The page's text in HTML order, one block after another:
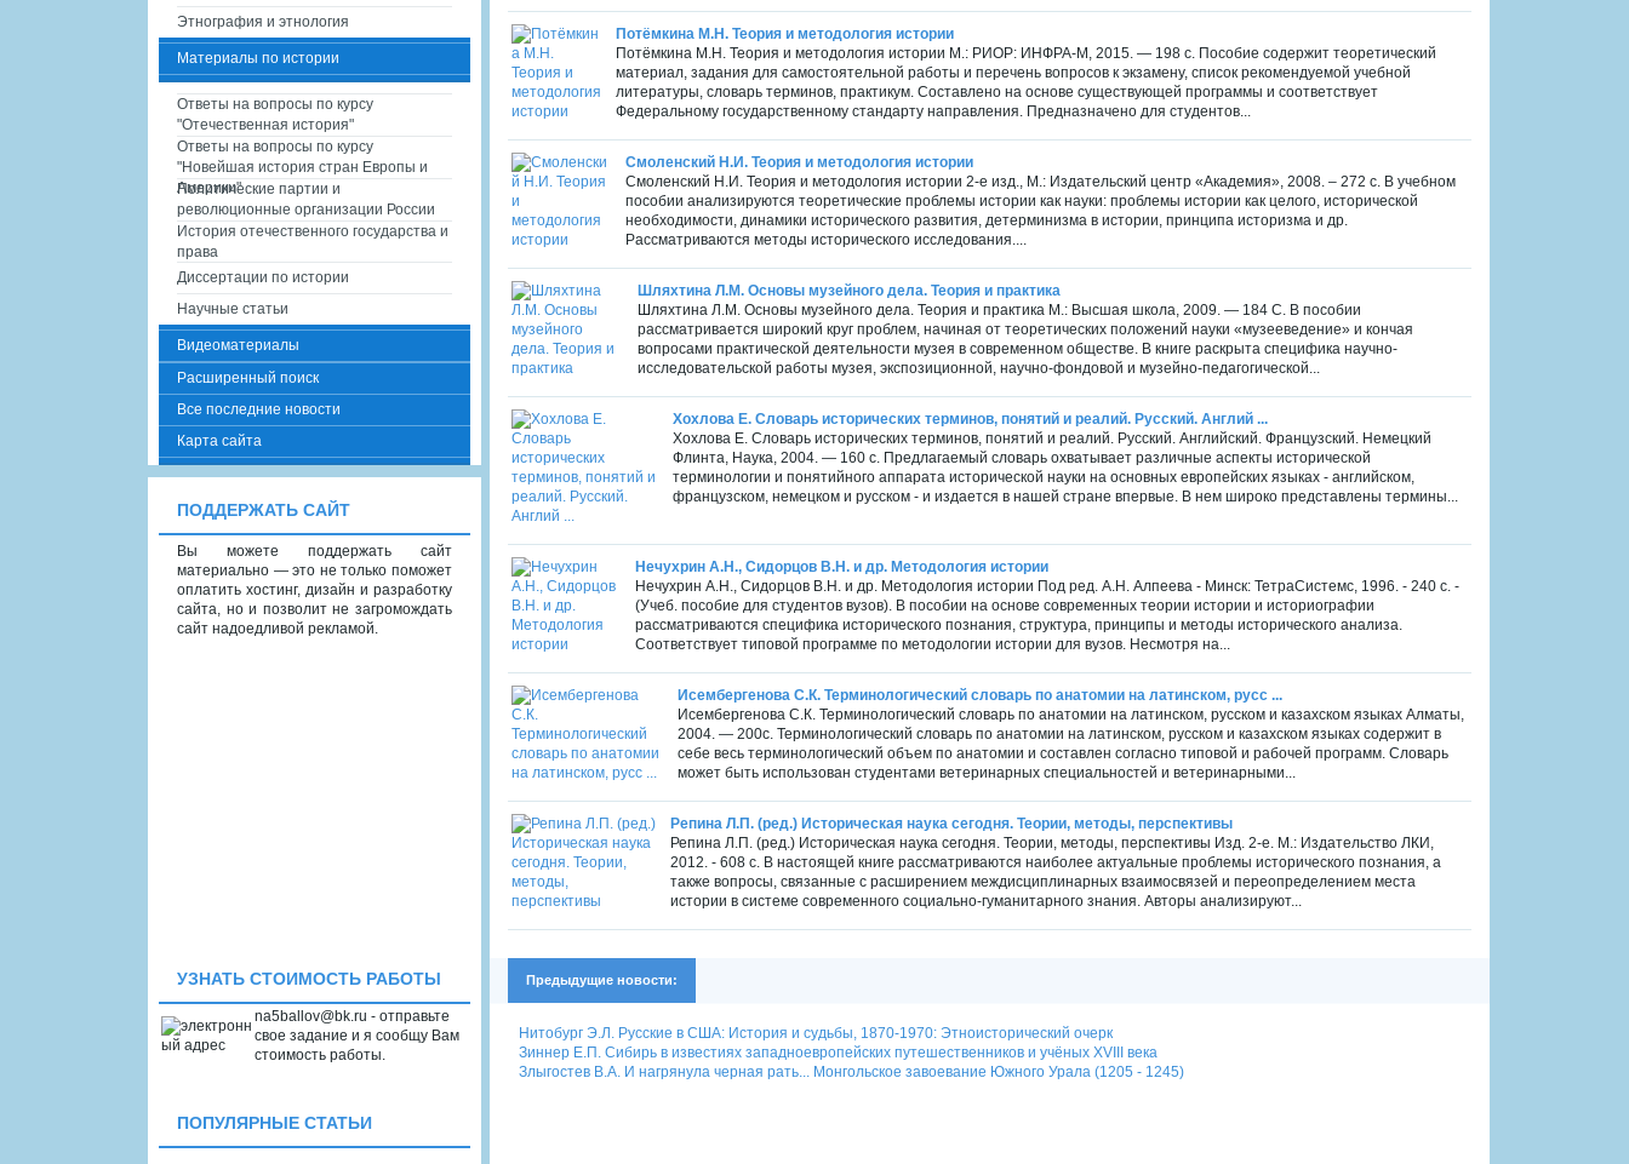
Потёмкина Μ.Η. Теория и методология истории
Потёмкина Μ.Η. Теория и методология истории М.: РИОР: ИНФРА-М, 2015. — 198 с. Пособие содержит теоретический
материал, задания для самостоятельной работы и перечень вопросов к экзамену, список рекомендуемой учебной
литературы, словарь терминов, практикум. Составлено на основе существующей программы и соответствует
Федеральному государственному стандарту направления. Предназначено для студентов...
Смоленский Н.И. Теория и методология истории
Смоленский Н.И. Теория и методология истории 2-е изд., М.: Издательский центр «Академия», 2008. – 272 с. В учебном
пособии анализируются теоретические проблемы истории как науки: проблемы истории как целого, исторической
необходимости, динамики исторического развития, детерминизма в истории, принципа историзма и др.
Рассматриваются методы исторического исследования....
Шляхтина Л.М. Основы музейного дела. Теория и практика
Шляхтина Л.М. Основы музейного дела. Теория и практика М.: Высшая школа, 2009. — 184 С. В пособии
рассматривается широкий круг проблем, начиная от теоретических положений науки «музееведение» и кончая
вопросами практической деятельности музея в современном обществе. В книге раскрыта специфика научно-
исследовательской работы музея, экспозиционной, научно-фондовой и музейно-педагогической...
Хохлова Е. Словарь исторических терминов, понятий и реалий. Русский. Англий ...
Хохлова Е. Словарь исторических терминов, понятий и реалий. Русский. Английский. Французский. Немецкий
Флинта, Наука, 2004. — 160 с. Предлагаемый словарь охватывает различные аспекты исторической
терминологии и понятийного аппарата исторической науки на основных европейских языках - английском,
французском, немецком и русском - и издается в нашей стране впервые. В нем широко представлены термины...
Нечухрин А.Н., Сидорцов В.Н. и др. Методология истории
Нечухрин А.Н., Сидорцов В.Н. и др. Методология истории Под ред. А.Н. Алпеева - Минск: ТетраСистемс, 1996. - 240 с. -
(Учеб. пособие для студентов вузов). В пособии на основе современных теории истории и историографии
рассматриваются специфика исторического познания, структура, принципы и методы исторического анализа.
Соответствует типовой программе по методологии истории для вузов. Несмотря на...
Исембергенова С.К. Терминологический словарь по анатомии на латинском, русс ...
Исембергенова С.К. Терминологический словарь по анатомии на латинском, русском и казахском языках Алматы,
2004. — 200с. Терминологический словарь по анатомии на латинском, русском и казахском языках содержит в
себе весь терминологический объем по анатомии и составлен согласно типовой и рабочей программ. Словарь
может быть использован студентами ветеринарных специальностей и ветеринарными...
Репина Л.П. (ред.) Историческая наука сегодня. Теории, методы, перспективы
Репина Л.П. (ред.) Историческая наука сегодня. Теории, методы, перспективы Изд. 2-е. М.: Издательство ЛКИ,
2012. - 608 с. В настоящей книге рассматриваются наиболее актуальные проблемы исторического познания, а
также вопросы, связанные с расширением междисциплинарных взаимосвязей и переопределением места
истории в системе современного социально-гуманитарного знания. Авторы анализируют...
Предыдущие новости:
Нитобург Э.Л. Русские в США: История и судьбы, 1870-1970: Этноисторический очерк
Зиннер Е.П. Сибирь в известиях западноевропейских путешественников и учёных XVIII века
Злыгостев В.А. И нагрянула черная рать... Монгольское завоевание Южного Урала (1205 - 1245)
Этнография и этнология
Материалы по истории
Ответы на вопросы по курсу
"Отечественная история"
Ответы на вопросы по курсу
"Новейшая история стран Европы и
Америки"
Политические партии и
революционные организации России
История отечественного государства и
права
Диссертации по истории
Научные статьи
Видеоматериалы
Расширенный поиск
Все последние новости
Карта сайта
ПОДДЕРЖАТЬ САЙТ
Вы можете поддержать сайт
материально — это не только поможет
оплатить хостинг, дизайн и разработку
сайта, но и позволит не загромождать
сайт надоедливой рекламой.
УЗНАТЬ СТОИМОСТЬ РАБОТЫ
na5ballov@bk.ru - отправьте
свое задание и я сообщу Вам
стоимость работы.
ПОПУЛЯРНЫЕ СТАТЬИ